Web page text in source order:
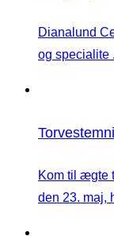
Dianalund
og specialite
Kom til ægte
den 23. maj,